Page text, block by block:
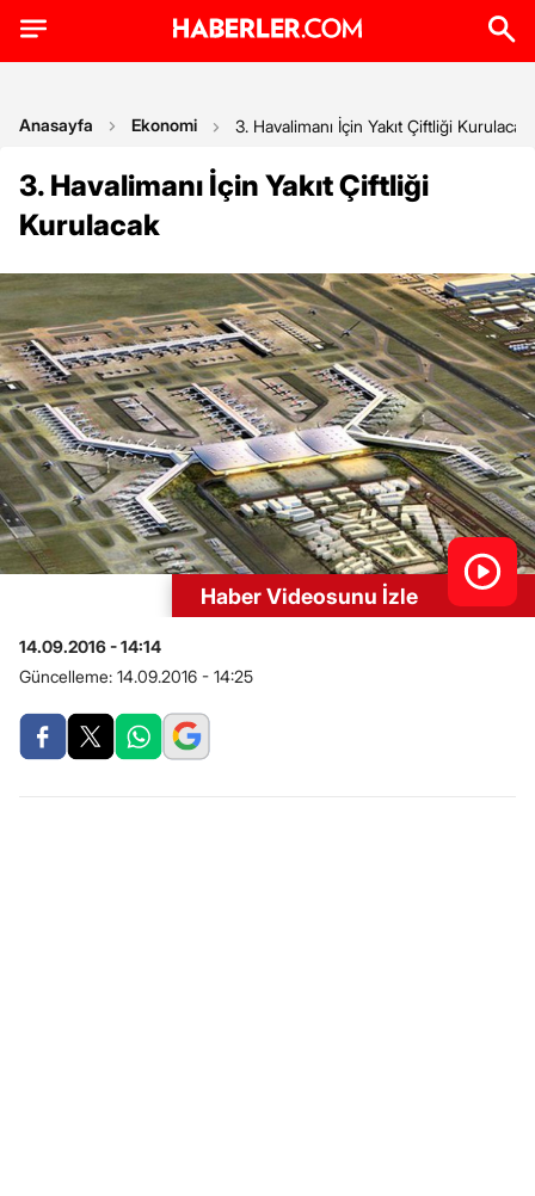
Anasayfa Ekonomi 3. Havalimanı İçin Yakıt Çiftliği Kurulacak
3. Havalimanı İçin Yakıt Çiftliği
Kurulacak
Haber Videosunu İzle
14.09.2016 - 14:14
Güncelleme: 14.09.2016 - 14:25